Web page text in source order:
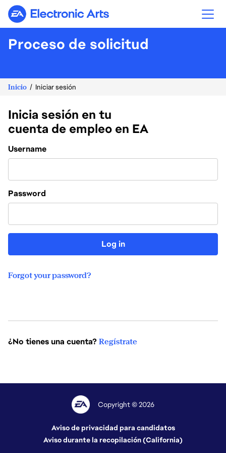
Electronic Arts
Proceso de solicitud
Inicio Iniciar sesión
Inicia sesión en tu
cuenta de empleo en EA
Login
Username
Password
Log in
Forgot your password?
¿No tienes una cuenta? Regístrate
Copyright © 2026
Aviso de privacidad para candidatos
Aviso durante la recopilación (California)